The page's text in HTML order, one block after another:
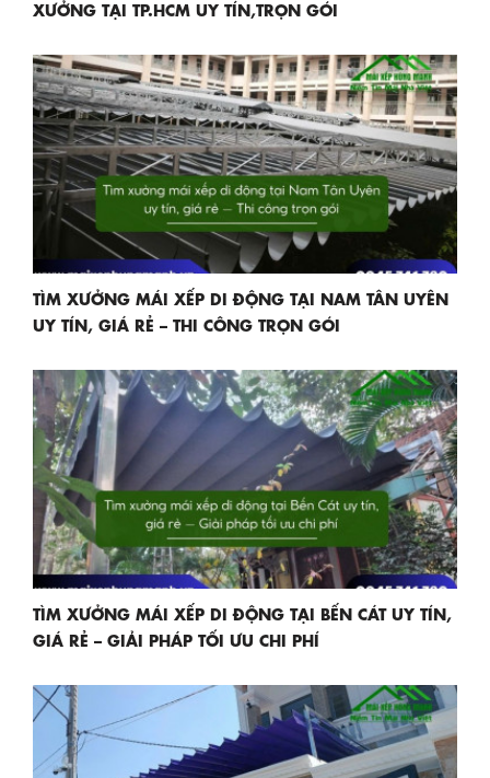
XƯỞNG TẠI TP.HCM UY TÍN,TRỌN GÓI
TÌM XƯỞNG MÁI XẾP DI ĐỘNG TẠI NAM TÂN UYÊN
UY TÍN, GIÁ RẺ – THI CÔNG TRỌN GÓI
TÌM XƯỞNG MÁI XẾP DI ĐỘNG TẠI BẾN CÁT UY TÍN,
GIÁ RẺ – GIẢI PHÁP TỐI ƯU CHI PHÍ